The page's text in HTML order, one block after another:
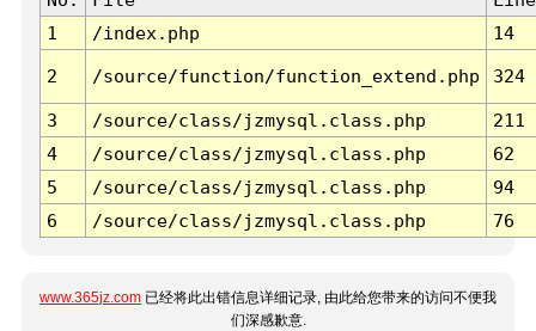
1
/index.php 14
2 /source/function/function_extend.php 324
3 /source/class/jzmysql.class.php
211
4
/source/class/jzmysql.class.php
62
5
/source/class/jzmysql.class.php
94
6
/source/class/jzmysql.class.php 76
www.365jz.com 已经将此出错信息详细记录, 由此给您带来的访问不便我
们深感歉意.